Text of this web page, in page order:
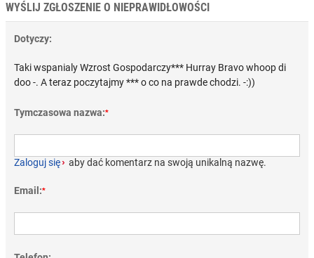
WYŚLIJ ZGŁOSZENIE O NIEPRAWIDŁOWOŚCI
Dotyczy:
Taki wspanialy Wzrost Gospodarczy*** Hurray Bravo whoop di
doo -. A teraz poczytajmy *** o co na prawde chodzi. -:))
Tymczasowa nazwa:*
Zaloguj się› aby dać komentarz na swoją unikalną nazwę.
Email:*